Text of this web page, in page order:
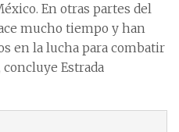
En otras partes del
mucho tiempo y han
en la lucha para combatir
Estrada